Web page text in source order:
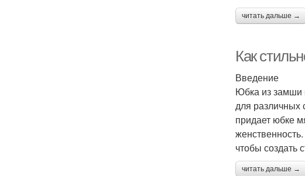
читать дальше →
Как
Введение
Юбка из замши
для различных
придает юбке
чтобы создать
читать дальше →